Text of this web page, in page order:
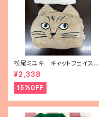
松尾ミユキ キャットフェイスブ
ランケット
¥2,338
15%OFF